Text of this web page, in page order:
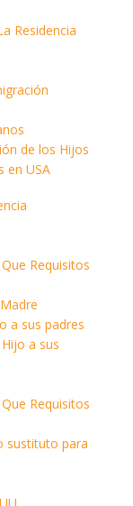
Residencia
de los Hijos
en USA
Requisitos
a sus padres
a sus
Requisitos
sustituto para